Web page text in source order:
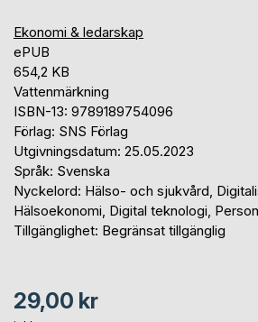
Ekonomi & ledarskap
ePUB
654,2 KB
Vattenmärkning
ISBN-13: 9789189754096
Förlag: SNS Förlag
Utgivningsdatum: 25.05.2023
Språk: Svenska
Nyckelord: Hälso- och sjukvård,
Hälsoekonomi, Digital teknologi,
Tillgänglighet: Begränsat tillgänglig
29,00 kr